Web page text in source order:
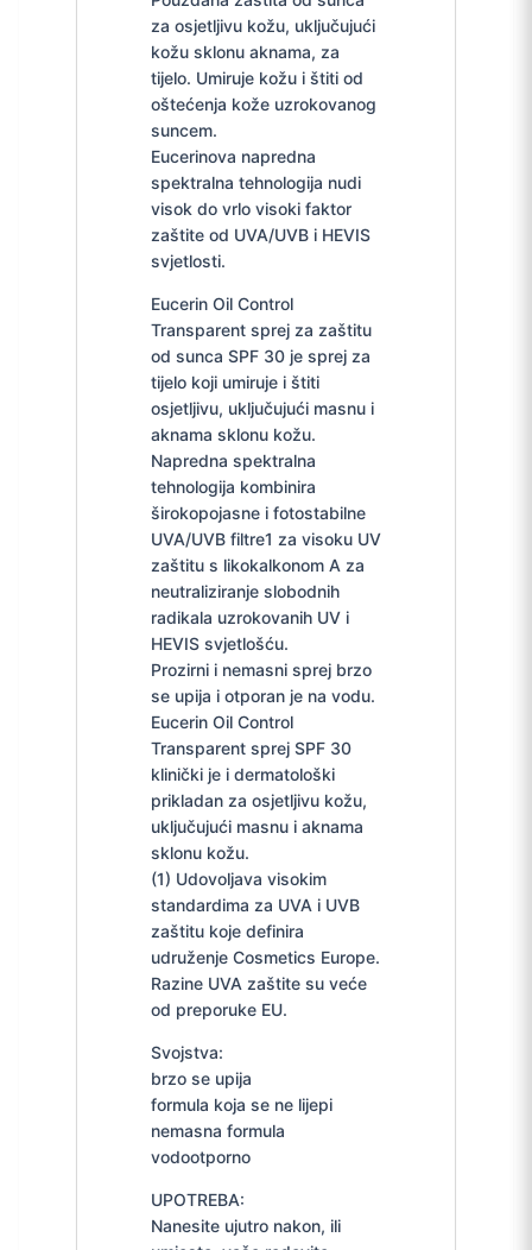
za osjetljivu kožu, uključujući
kožu sklonu aknama, za
tijelo. Umiruje kožu i štiti od
oštećenja kože uzrokovanog
suncem.
Eucerinova napredna
spektralna tehnologija nudi
visok do vrlo visoki faktor
zaštite od UVA/UVB i HEVIS
svjetlosti.
Eucerin Oil Control
Transparent sprej za zaštitu
od sunca SPF 30 je sprej za
tijelo koji umiruje i štiti
osjetljivu, uključujući masnu i
aknama sklonu kožu.
Napredna spektralna
tehnologija kombinira
širokopojasne i fotostabilne
UVA/UVB filtre1 za visoku UV
zaštitu s likokalkonom A za
neutraliziranje slobodnih
radikala uzrokovanih UV i
HEVIS svjetlošću.
Prozirni i nemasni sprej brzo
se upija i otporan je na vodu.
Eucerin Oil Control
Transparent sprej SPF 30
klinički je i dermatološki
prikladan za osjetljivu kožu,
uključujući masnu i aknama
sklonu kožu.
(1) Udovoljava visokim
standardima za UVA i UVB
zaštitu koje definira
udruženje Cosmetics Europe.
Razine UVA zaštite su veće
od preporuke EU.
Svojstva:
brzo se upija
formula koja se ne lijepi
nemasna formula
vodootporno
UPOTREBA:
Nanesite ujutro nakon, ili